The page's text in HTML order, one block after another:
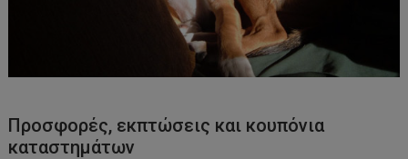
Προσφορές, εκπτώσεις και κουπόνια
καταστημάτων